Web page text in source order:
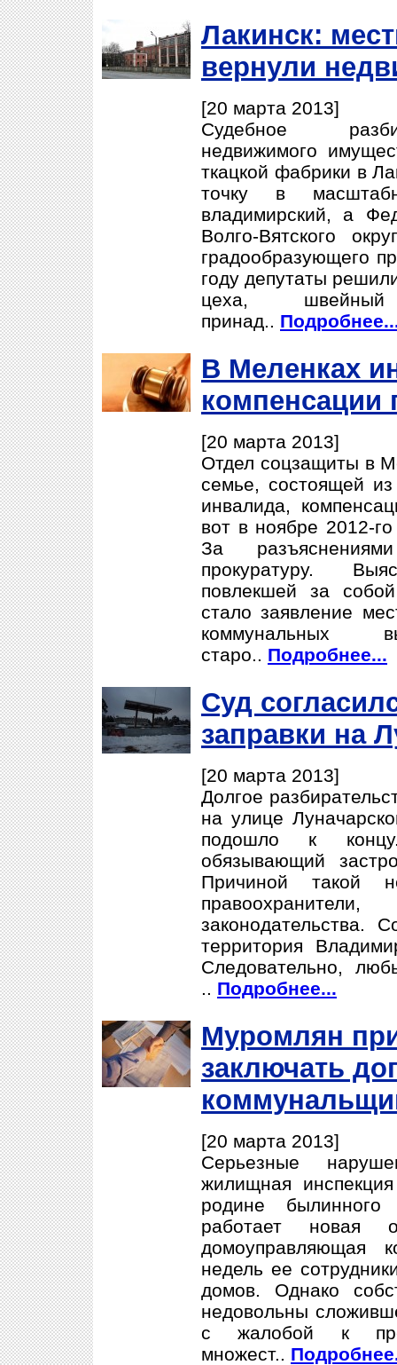
Лакинск:
вернули
[20 марта 2013]
Судебное
недвижимого
ткацкой фабрики в
точку в
владимирский, а
Волго-Вятского
градообразующего
году депутаты
цеха,
принад..
В Меленках
компенсации
[20 марта 2013]
Отдел соцзащиты в
семье, состоящей
инвалида,
вот в ноябре 2012-
За
прокуратуру.
повлекшей за
стало заявление
коммунальных
старо.. Подробнее...
Cуд
заправки на
[20 марта 2013]
Долгое
на улице
подошло к
обязывающий
Причиной такой
законодательства.
территория
Следовательно,
.. Подробнее...
Муромлян
заключать
[20 марта 2013]
Серьезные
жилищная
родине
работает новая
домоуправляющая
недель ее
домов. Однако
недовольны
с жалобой к
множест..